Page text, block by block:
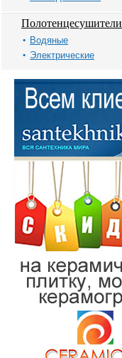
Полотенцесушители
Водяные
Электрические